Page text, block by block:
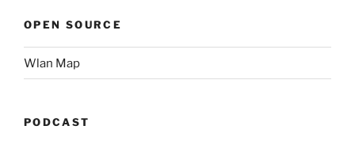
OPEN SOURCE
Wlan Map
PODCAST